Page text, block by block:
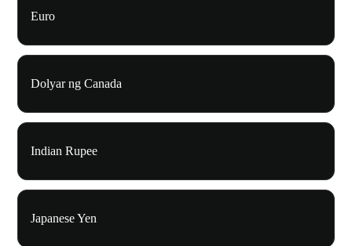
Euro
Dolyar ng Canada
Indian Rupee
Japanese Yen